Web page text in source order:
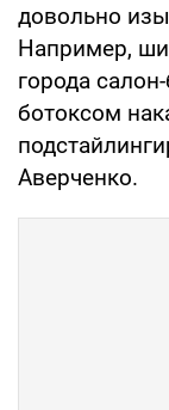
довольно
Например,
города
ботоксом
Аверченко.